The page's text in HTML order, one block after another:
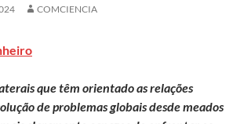
COMCIENCIA
que têm orientado as relações
de problemas globais desde meados